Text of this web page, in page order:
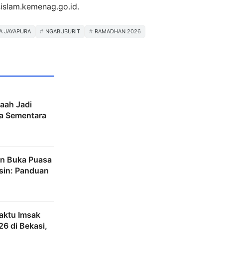
JAYAPURA NGABUBURIT RAMADHAN 2026
Jadi
Sementara
Buka Puasa
Panduan
Imsak
di Bekasi,